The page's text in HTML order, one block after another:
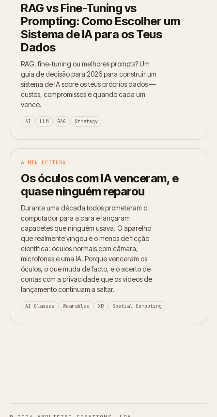
RAG vs Fine-Tuning vs
Prompting: Como Escolher um
Sistema de IA para os Teus
Dados
RAG, fine-tuning ou melhores prompts? Um
guia de decisão para 2026 para construir um
sistema de IA sobre os teus próprios dados —
custos, compromissos e quando cada um
vence.
AI LLM RAG Strategy
6 MIN LEITURA
Os óculos com IA venceram, e
quase ninguém reparou
Durante uma década todos prometeram o
computador para a cara e lançaram
capacetes que ninguém usava. O aparelho
que realmente vingou é o menos de ficção
científica: óculos normais com câmara,
microfones e uma IA. Porque venceram os
óculos, o que muda de facto, e o acerto de
contas com a privacidade que os vídeos de
lançamento continuam a saltar.
AI Glasses Wearables XR Spatial Computing